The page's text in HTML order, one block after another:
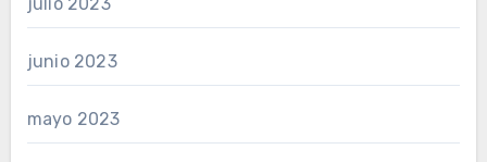
junio 2023
mayo 2023